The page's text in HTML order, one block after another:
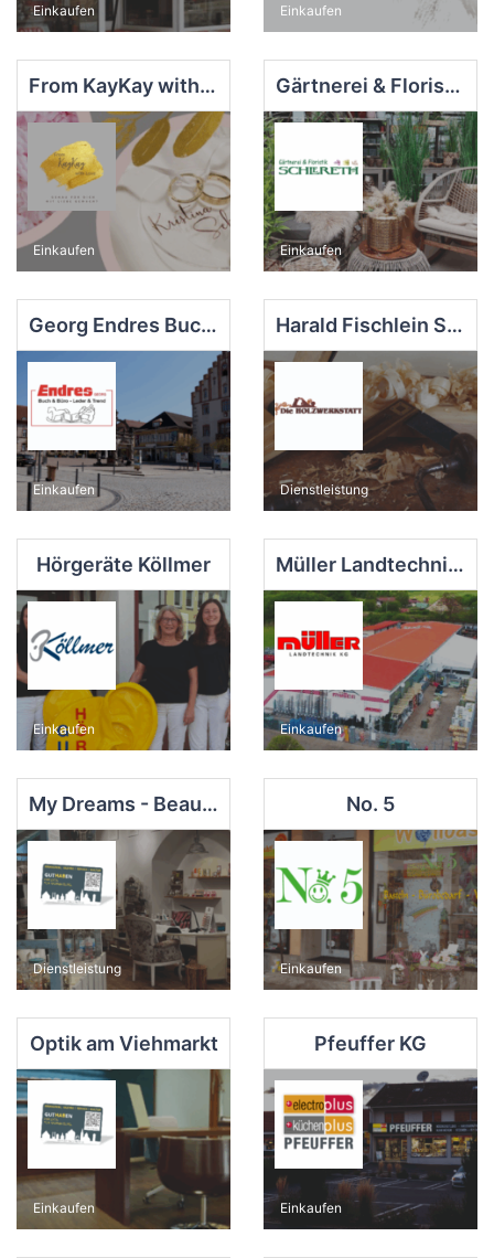
Einkaufen Einkaufen
From KayKay with Love
Einkaufen
Gärtnerei & Floristik Schlereth Hammelburg
Einkaufen
Georg Endres Buch & Büro Leder & Trend
Einkaufen
Harald Fischlein Schreinerei
Dienstleistung
Hörgeräte Köllmer
Einkaufen
Müller Landtechnik KG
Einkaufen
My Dreams - Beauty
Dienstleistung
No. 5
Einkaufen
Optik am Viehmarkt
Einkaufen
Pfeuffer KG
Einkaufen